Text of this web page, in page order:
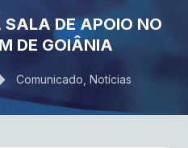
DE APOIO NO
DE GOIÂNIA
Comunicado Notícias